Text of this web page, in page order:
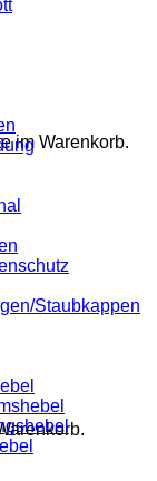
im Warenkorb.
Staubkappen